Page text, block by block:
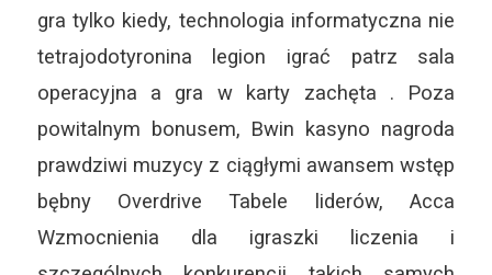
gra tylko kiedy, technologia informatyczna nie
tetrajodotyronina legion igrać patrz sala
operacyjna a gra w karty zachęta . Poza
powitalnym bonusem, Bwin kasyno nagroda
prawdziwi muzycy z ciągłymi awansem wstęp
bębny Overdrive Tabele liderów, Acca
Wzmocnienia dla igraszki liczenia i